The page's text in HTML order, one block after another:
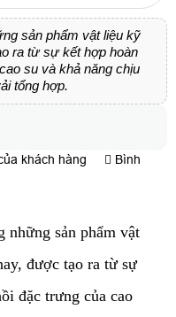
sản phẩm vật liệu kỹ
ra từ sự kết hợp hoàn
su và khả năng chịu
tổng hợp.
khách hàng
Bình
những sản phẩm vật
được tạo ra từ sự
đặc trưng của cao